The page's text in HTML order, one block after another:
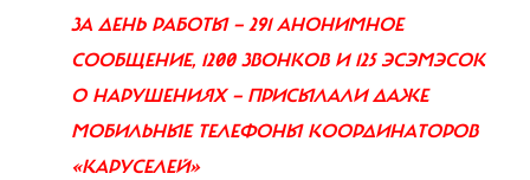
ЗА ДЕНЬ РАБОТЫ — 291 АНОНИМНОЕ
СООБЩЕНИЕ, 1200 ЗВОНКОВ И 125 ЭСЭМЭСОК
О НАРУШЕНИЯХ — ПРИСЫЛАЛИ ДАЖЕ
МОБИЛЬНЫЕ ТЕЛЕФОНЫ КООРДИНАТОРОВ
«КАРУСЕЛЕЙ»